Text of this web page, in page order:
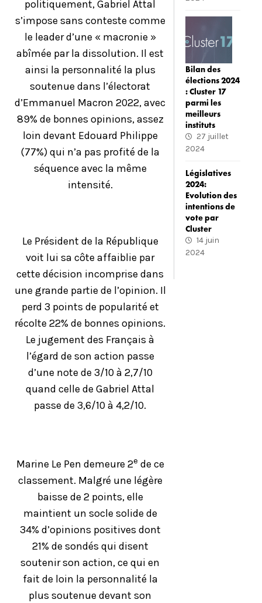
politiquement, Gabriel Attal
s’impose sans conteste comme
le leader d’une « macronie »
abîmée par la dissolution. Il est
ainsi la personnalité la plus
soutenue dans l’électorat
d’Emmanuel Macron 2022, avec
89% de bonnes opinions, assez
loin devant Edouard Philippe
(77%) qui n’a pas profité de la
séquence avec la même
intensité.
Le Président de la République
voit lui sa côte affaiblie par
cette décision incomprise dans
une grande partie de l’opinion. Il
perd 3 points de popularité et
récolte 22% de bonnes opinions.
Le jugement des Français à
l’égard de son action passe
d’une note de 3/10 à 2,7/10
quand celle de Gabriel Attal
passe de 3,6/10 à 4,2/10.
Marine Le Pen demeure 2e de ce
classement. Malgré une légère
baisse de 2 points, elle
maintient un socle solide de
34% d’opinions positives dont
21% de sondés qui disent
soutenir son action, ce qui en
fait de loin la personnalité la
plus soutenue devant son
Bilan des
élections 2024
: Cluster 17
parmi les
meilleurs
instituts
27 juillet
2024
Législatives
2024:
Evolution des
intentions de
vote par
Cluster
14 juin
2024